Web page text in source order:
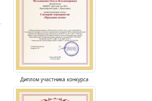
Диплом участника конкурса